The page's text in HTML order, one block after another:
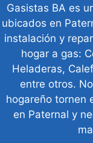
Gasistas BA es
ubicados en
instalación y
hogar a gas:
Heladeras,
entre otros.
hogareño tornen
en Paternal y